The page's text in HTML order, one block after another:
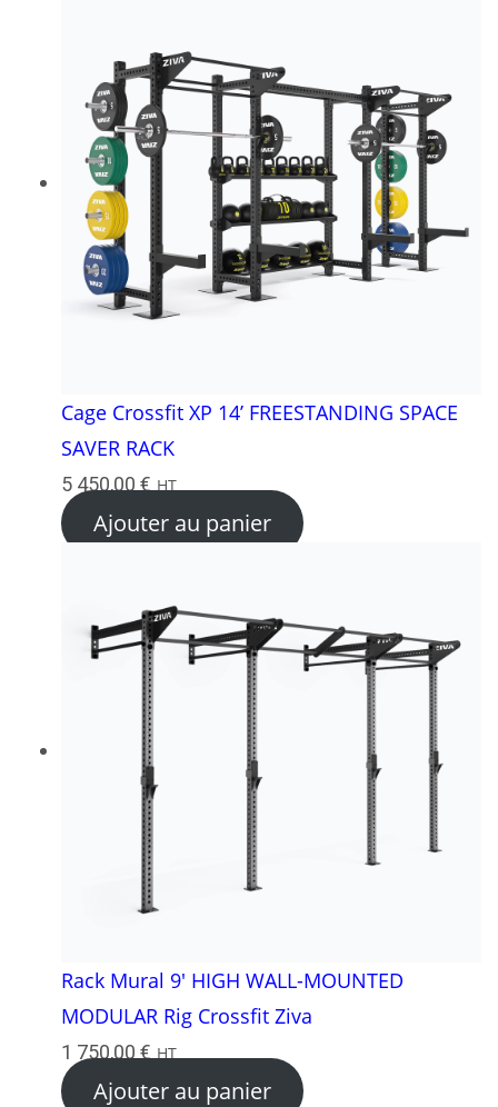
Cage Crossfit XP 14’ FREESTANDING SPACE
SAVER RACK
5 450,00 € HT
Ajouter au panier
Rack Mural 9′ HIGH WALL-MOUNTED
MODULAR Rig Crossfit Ziva
1 750,00 € HT
Ajouter au panier